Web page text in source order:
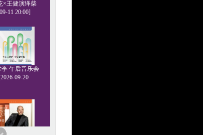
×王健演绎柴
11 20:00]
季 午后音乐会
09-20